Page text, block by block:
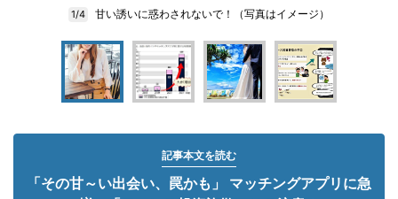
1/4 甘い誘いに惑わされないで！（写真はイメージ）
記事本文を読む
「その甘～い出会い、罠かも」 マッチングアプリに急